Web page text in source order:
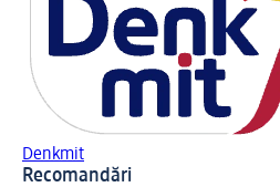
Denkmit
Recomandări